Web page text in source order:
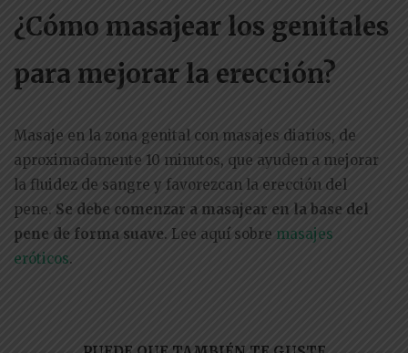
¿Cómo masajear los genitales
para mejorar la erección?
Masaje en la zona genital con masajes diarios, de
aproximadamente 10 minutos, que ayuden a mejorar
la fluidez de sangre y favorezcan la erección del
pene. Se debe comenzar a masajear en la base del
pene de forma suave. Lee aquí sobre masajes
eróticos.